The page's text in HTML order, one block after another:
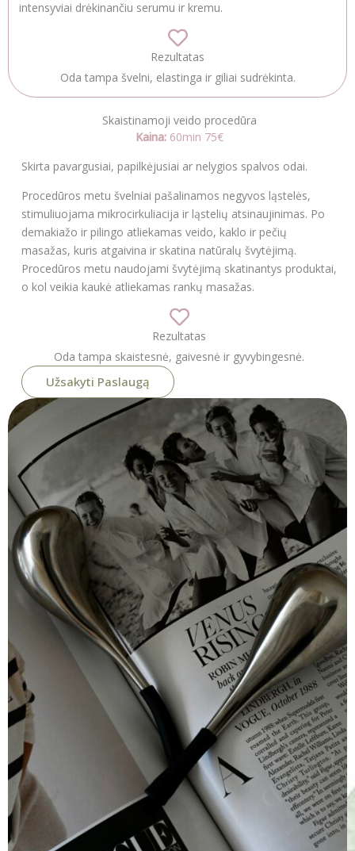
intensyviai drėkinančiu serumu ir kremu.
Rezultatas
Oda tampa švelni, elastinga ir giliai sudrėkinta.
Skaistinamoji veido procedūra
Kaina: 60min 75€
Skirta pavargusiai, papilkėjusiai ar nelygios spalvos odai.
Procedūros metu švelniai pašalinamos negyvos ląstelės,
stimuliuojama mikrocirkuliacija ir ląstelių atsinaujinimas. Po
demakiažo ir pilingo atliekamas veido, kaklo ir pečių
masažas, kuris atgaivina ir skatina natūralų švytėjimą.
Procedūros metu naudojami švytėjimą skatinantys produktai,
o kol veikia kaukė atliekamas rankų masažas.
Rezultatas
Oda tampa skaistesnė, gaivesnė ir gyvybingesnė.
Užsakyti Paslaugą